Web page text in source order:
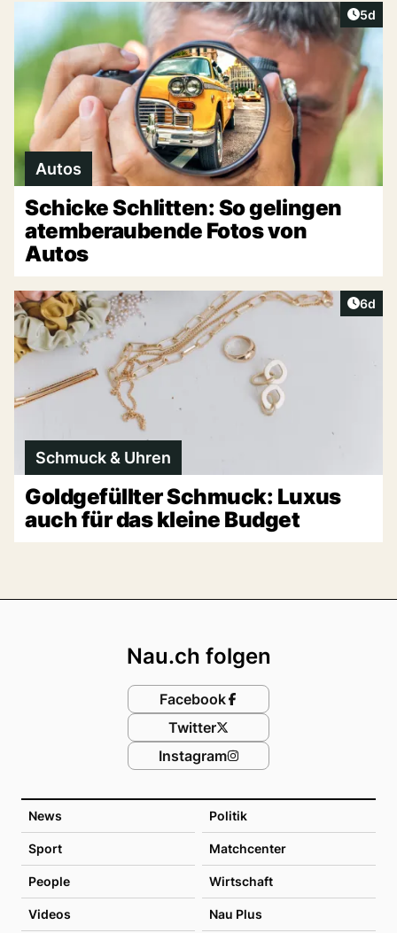
5d
Autos
Schicke Schlitten: So gelingen
atemberaubende Fotos von
Autos
6d
Schmuck & Uhren
Goldgefüllter Schmuck: Luxus
auch für das kleine Budget
News Politik
Sport Matchcenter
People Wirtschaft
Videos Nau Plus
Nau.ch folgen
Facebook
Twitter
Instagram